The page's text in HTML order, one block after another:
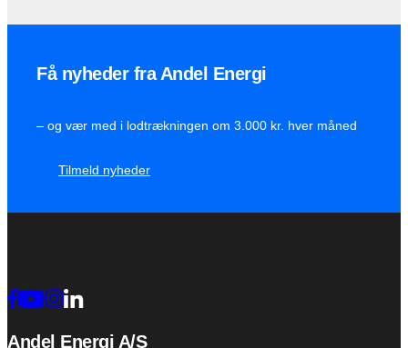
Få nyheder fra Andel Energi
– og vær med i lodtrækningen om 3.000 kr. hver måned
Tilmeld nyheder
Andel Energi A/S